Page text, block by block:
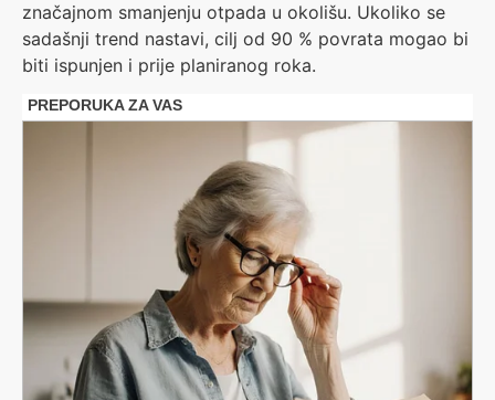
značajnom smanjenju otpada u okolišu. Ukoliko se
sadašnji trend nastavi, cilj od 90 % povrata mogao bi
biti ispunjen i prije planiranog roka.